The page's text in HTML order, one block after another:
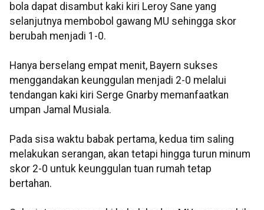
bola dapat disambut kaki kiri Leroy Sane yang
selanjutnya membobol gawang MU sehingga skor
berubah menjadi 1-0.
Hanya berselang empat menit, Bayern sukses
menggandakan keunggulan menjadi 2-0 melalui
tendangan kaki kiri Serge Gnarby memanfaatkan
umpan Jamal Musiala.
Pada sisa waktu babak pertama, kedua tim saling
melakukan serangan, akan tetapi hingga turun minum
skor 2-0 untuk keunggulan tuan rumah tetap
bertahan.